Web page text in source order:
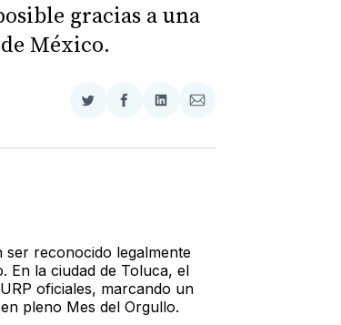
gracias a una
México.
Compartir
Twitter
Compartir
Facebook
Compartir
LinkedIn
Compartir
Email
ser reconocido legalmente
En la ciudad de Toluca, el
oficiales, marcando un
pleno Mes del Orgullo.